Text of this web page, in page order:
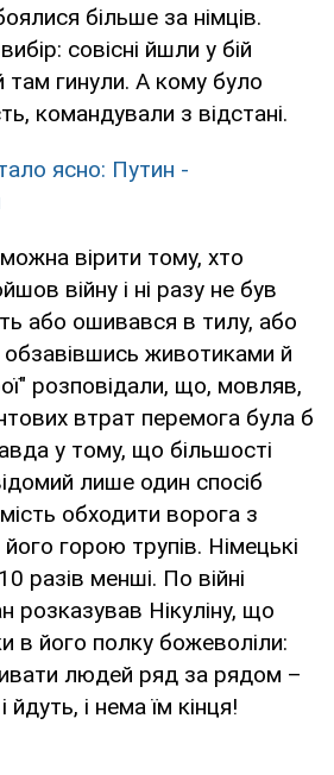
більше за німців.
совісні йшли у бій
там гинули. А кому було
командували з відстані.
ясно: Путин -
вірити тому, хто
війну і ні разу не був
або ошивався в тилу, або
обзавівшись животиками й
­розповідали, що, мовляв,
втрат перемога була б
у тому, що більшості
лише один спосіб
обходити ворога з
горою трупів. Німецькі
разів менші. По війні
розказував Нікуліну, що
в його полку божеволіли:
людей ряд за рядом –
і нема їм кінця!